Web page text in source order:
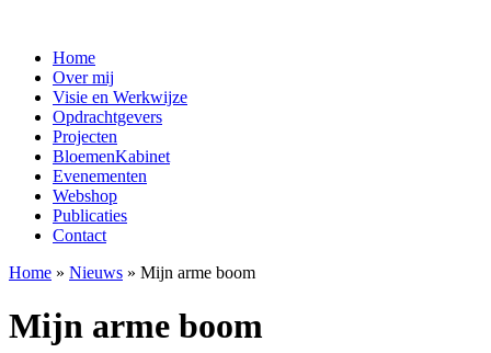
Home
Over mij
Visie en Werkwijze
Opdrachtgevers
Projecten
BloemenKabinet
Evenementen
Webshop
Publicaties
Contact
Home » Nieuws » Mijn arme boom
Mijn arme boom